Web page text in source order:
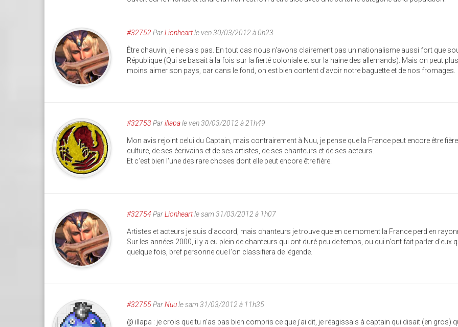
#32752 ParLionheartle ven 30/03/2012 à 0h23
Être chauvin, je ne sais pas. En tout cas nous n'avons clairement pas un nationalisme aussi fort que
République (Qui se basait à la fois sur la fierté coloniale et sur la haine des allemands). Mais on peut
moins aimer son pays, car dans le fond, on est bien content d'avoir notre baguette et de nos fromages.
#32753 Parillapale ven 30/03/2012 à 21h49
Mon avis rejoint celui du Captain, mais contrairement à Nuu, je pense que la France peut encore être
culture, de ses écrivains et de ses artistes, de ses chanteurs et de ses acteurs.
Et c'est bien l'une des rare choses dont elle peut encore être fière.
#32754 ParLionheartle sam 31/03/2012 à 1h07
Artistes et acteurs je suis d'accord, mais chanteurs je trouve que en ce moment la France perd en
Sur les années 2000, il y a eu plein de chanteurs qui ont duré peu de temps, ou qui n'ont fait parler d'eux
quelque fois, bref personne que l'on classifiera de légende.
#32755ParNuule sam 31/03/2012 à 11h35
@ illapa : je crois que tu n'as pas bien compris ce que j'ai dit, je réagissais à captain qui disait (en gros)